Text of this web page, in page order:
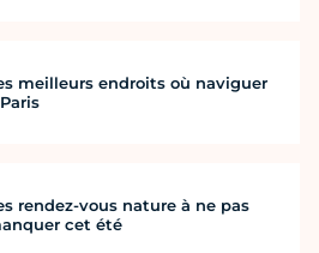
meilleurs endroits où naviguer
rendez-vous nature à ne pas
cet été